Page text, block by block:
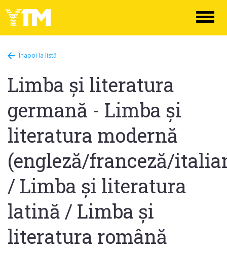
Înapoi la listă
Limba și literatura
germană - Limba și
literatura modernă
(engleză/franceză/
/ Limba și literatura
latină / Limba și
literatura română